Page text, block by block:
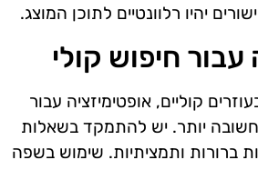
יהיו רלוונטיים לתוכן המוצג.
עבור חיפוש קולי
קוליים, אופטימיזציה עבור
יותר. יש להתמקד בשאלות
ברורות ותמציתיות. שימוש בשפה